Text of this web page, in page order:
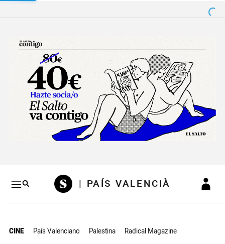
Salto a contenido
| PAÍS VALENCIÀ
CINE País Valenciano Palestina Radical Magazine